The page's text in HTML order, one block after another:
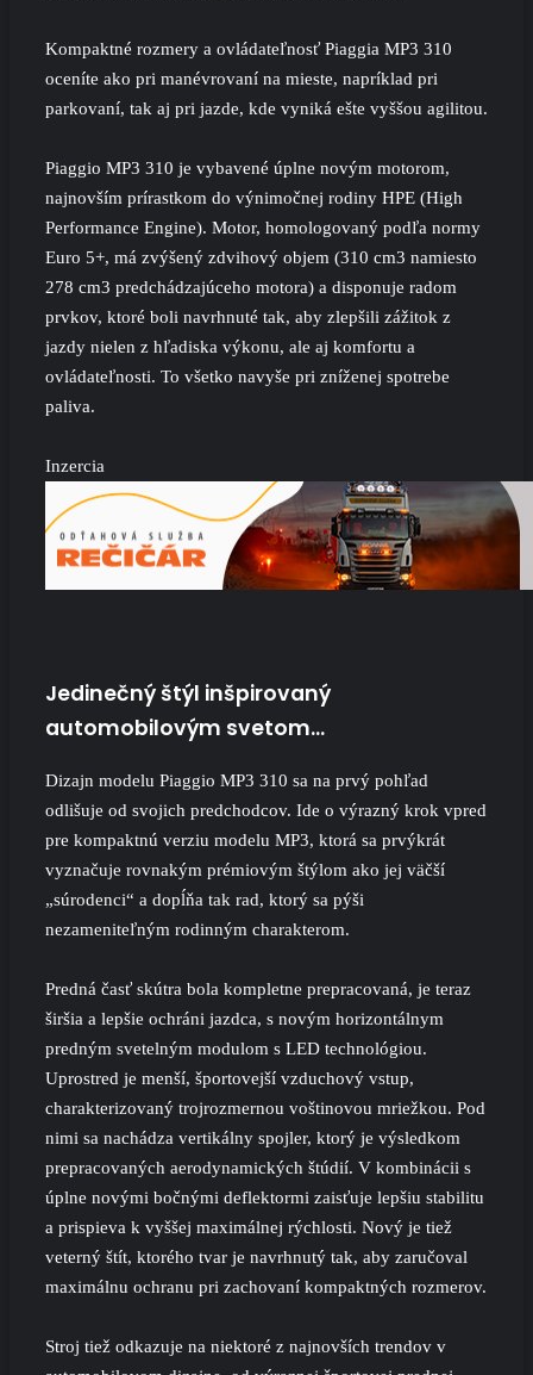
Kompaktné rozmery a ovládateľnosť Piaggia MP3 310
oceníte ako pri manévrovaní na mieste, napríklad pri
parkovaní, tak aj pri jazde, kde vyniká ešte vyššou agilitou.
Piaggio MP3 310 je vybavené úplne novým motorom,
najnovším prírastkom do výnimočnej rodiny HPE (High
Performance Engine). Motor, homologovaný podľa normy
Euro 5+, má zvýšený zdvihový objem (310 cm3 namiesto
278 cm3 predchádzajúceho motora) a disponuje radom
prvkov, ktoré boli navrhnuté tak, aby zlepšili zážitok z
jazdy nielen z hľadiska výkonu, ale aj komfortu a
ovládateľnosti. To všetko navyše pri zníženej spotrebe
paliva.
Inzercia
Jedinečný štýl inšpirovaný
automobilovým svetom…
Dizajn modelu Piaggio MP3 310 sa na prvý pohľad
odlišuje od svojich predchodcov. Ide o výrazný krok vpred
pre kompaktnú verziu modelu MP3, ktorá sa prvýkrát
vyznačuje rovnakým prémiovým štýlom ako jej väčší
„súrodenci“ a dopĺňa tak rad, ktorý sa pýši
nezameniteľným rodinným charakterom.
Predná časť skútra bola kompletne prepracovaná, je teraz
širšia a lepšie ochráni jazdca, s novým horizontálnym
predným svetelným modulom s LED technológiou.
Uprostred je menší, športovejší vzduchový vstup,
charakterizovaný trojrozmernou voštinovou mriežkou. Pod
nimi sa nachádza vertikálny spojler, ktorý je výsledkom
prepracovaných aerodynamických štúdií. V kombinácii s
úplne novými bočnými deflektormi zaisťuje lepšiu stabilitu
a prispieva k vyššej maximálnej rýchlosti. Nový je tiež
veterný štít, ktorého tvar je navrhnutý tak, aby zaručoval
maximálnu ochranu pri zachovaní kompaktných rozmerov.
Stroj tiež odkazuje na niektoré z najnovších trendov v